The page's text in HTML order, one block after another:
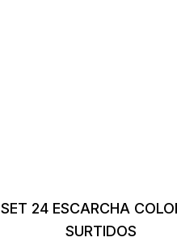
SET 24 ESCARCHA
SURTIDOS